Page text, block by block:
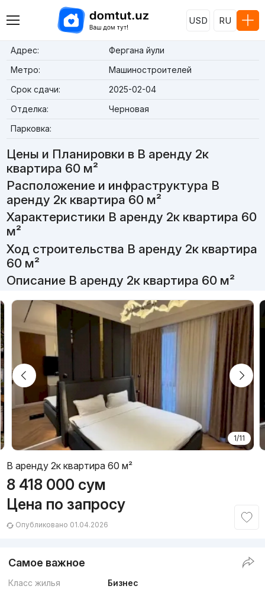
USD RU
Адрес:
Фергана йули
Метро:
Машиностроителей
Срок сдачи:
2025-02-04
Отделка:
Черновая
Парковка:
Цены и Планировки в В аренду 2к
квартира 60 м²
Расположение и инфраструктура В
аренду 2к квартира 60 м²
Характеристики В аренду 2к квартира 60
м²
Ход строительства В аренду 2к квартира
60 м²
Описание В аренду 2к квартира 60 м²
1/11
В аренду 2к квартира 60 м²
8 418 000 сум
Цена по запросу
Опубликовано 01.04.2026
Самое важное
Класс жилья
Бизнес